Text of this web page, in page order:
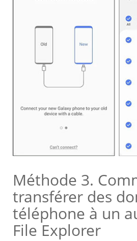
Méthode 3.
transférer des
téléphone à un
File Explorer